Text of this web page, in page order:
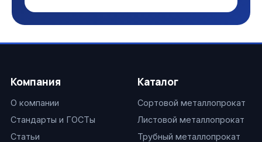
Компания
О компании
Стандарты и ГОСТы
Статьи
Каталог
Сортовой металлопрокат
Листовой металлопрокат
Трубный металлопрокат